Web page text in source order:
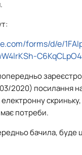
forms/d/e/
2020) посилання
потреби.
бачила, буде